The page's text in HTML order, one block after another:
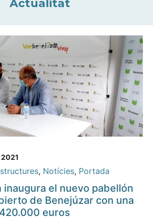
Actualitat
, Notícies, Portada
inaugura el nuevo pabellón
de Benejúzar con una
euros